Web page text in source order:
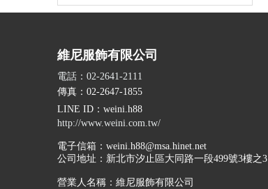
維尼服飾有限公司
電話：02-2641-2111
傳真：02-2647-1855
LINE ID ：weini.h88
http://www.weini.com.tw/
電子信箱： weini.h88@msa.hinet.net
公司地址： 新北市汐止區大同路一段499號3樓之3
營業人名稱：維尼服飾有限公司